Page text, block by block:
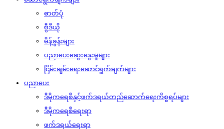
ဓာတ်ပုံ
ဗွီဒီယို
မိန့်ခွန်းများ
ပညာပေးဆွေးနွေးမှုများ
ငြိမ်းချမ်းရေးဆောင်ရွက်ချက်များ
ပညာပေး
ဒီမိုကရေစီနှင့်ဖက်ဒရယ်တည်ဆောက်‌ရေးကိစ္စရပ်များ
ဒီမိုကရေစီရေးရာ
ဖက်ဒရယ်ရေးရာ